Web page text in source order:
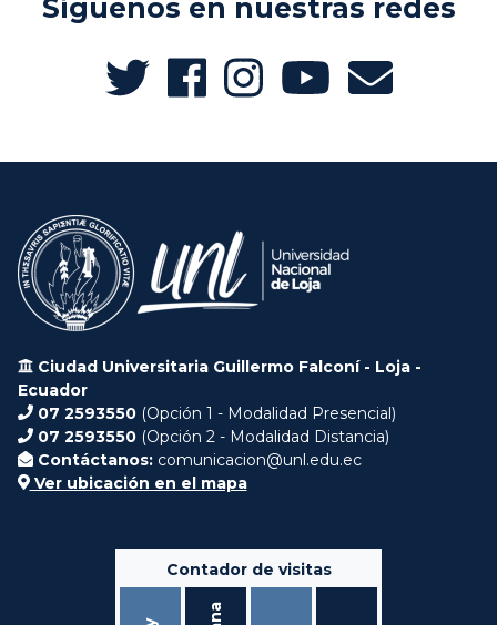
Síguenos en nuestras redes
Ciudad Universitaria Guillermo Falconí - Loja -
Ecuador
07 2593550 (Opción 1 - Modalidad Presencial)
07 2593550 (Opción 2 - Modalidad Distancia)
Contáctanos: comunicacion@unl.edu.ec
Ver ubicación en el mapa
Contador de visitas